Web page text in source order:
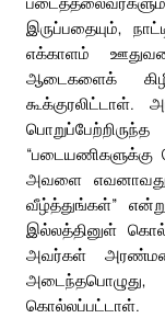
இருப்பதையும்,
எக்காளம்
ஆடைகளைக்
கூக்குரலிட்டாள்.
அவளை
வீழ்த்துங்கள்”
இல்லத்தினுள்
அவர்கள்
கொல்லப்பட்டாள்.